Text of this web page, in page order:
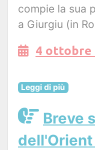
compie la sua
a Giurgiu (in
4 ottobre
Leggi di più
Breve